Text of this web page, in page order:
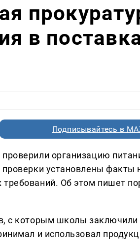
в
Подписывайтесь в
организацию
установлены факты
требований. Об этом пишет
с которым школы заключили
и использовал